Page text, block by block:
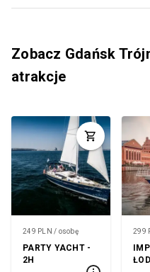
Zobacz Gdańsk
atrakcje
249 PLN / osobę
PARTY YACHT -
2H
299